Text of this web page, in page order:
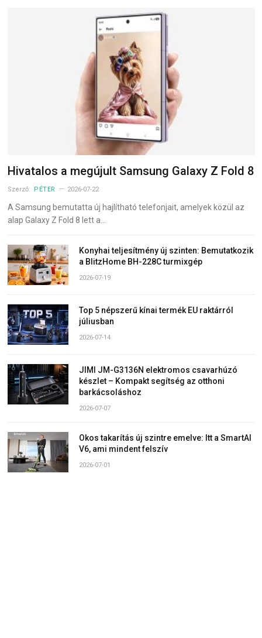
Hivatalos a megújult Samsung Galaxy Z Fold 8
Szerző: PÉTER 2026-07-22
A Samsung bemutatta új hajlítható telefonjait, amelyek közül az
alap Galaxy Z Fold 8 lett a…
Konyhai teljesítmény új szinten: Bemutatkozik
a BlitzHome BH-228C turmixgép
2026-07-19
Top 5 népszerű kínai termék EU raktárról
júliusban
2026-07-14
JIMI JM-G3136N elektromos csavarhúzó
készlet – Kompakt segítség az otthoni
barkácsoláshoz
2026-07-07
Okos takarítás új szintre emelve: Itt a SmartAI
V6, ami mindent felszív
2026-07-01